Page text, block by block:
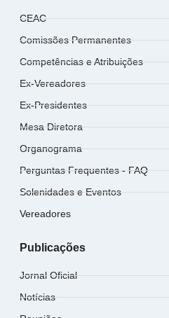
CEAC
Comissões Permanentes
Competências e Atribuições
Ex-Vereadores
Ex-Presidentes
Mesa Diretora
Organograma
Perguntas Frequentes - FAQ
Solenidades e Eventos
Vereadores
Publicações
Jornal Oficial
Notícias